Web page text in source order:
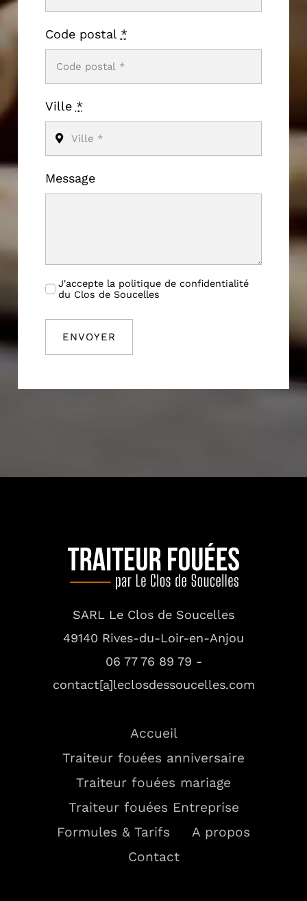
Code postal *
Ville *
Message
J'accepte la politique de confidentialité
du Clos de Soucelles
ENVOYER
SARL Le Clos de Soucelles
49140 Rives-du-Loir-en-Anjou
06 77 76 89 79 -
contact[a]leclosdessoucelles.com
Accueil
Traiteur fouées anniversaire
Traiteur fouées mariage
Traiteur fouées Entreprise
Formules & Tarifs
A propos
Contact